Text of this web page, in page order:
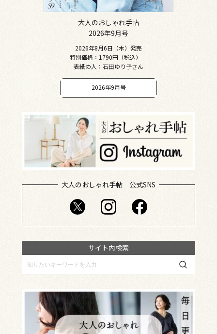
大人のおしゃれ手帖
2026年9月号
2026年8月6日（木）発売
特別価格：1790円（税込）
表紙の人：石田ゆり子さん
2026年9月号
大人のおしゃれ手帖 公式SNS
サイト内検索